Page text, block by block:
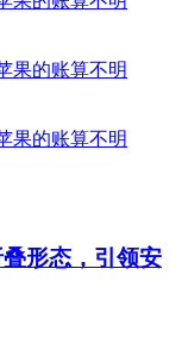
形态，引领安